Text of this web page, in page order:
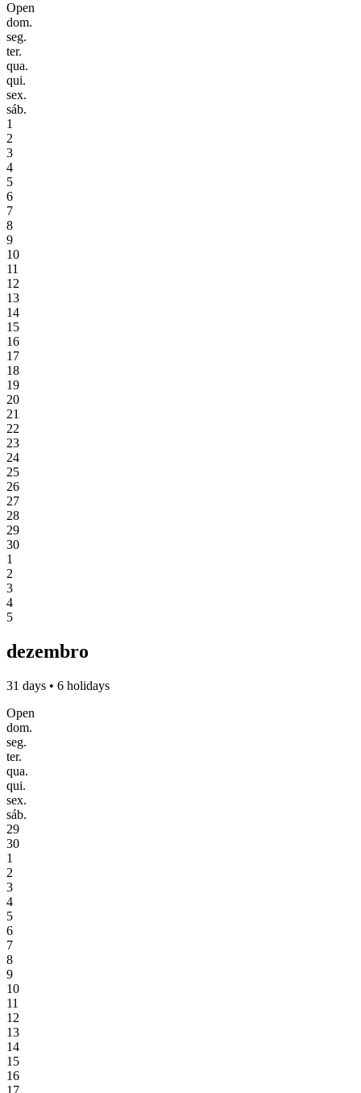
Open
dom.
seg.
ter.
qua.
qui.
sex.
sáb.
1
2
3
4
5
6
7
8
9
10
11
12
13
14
15
16
17
18
19
20
21
22
23
24
25
26
27
28
29
30
1
2
3
4
5
dezembro
31 days • 6 holidays
Open
dom.
seg.
ter.
qua.
qui.
sex.
sáb.
29
30
1
2
3
4
5
6
7
8
9
10
11
12
13
14
15
16